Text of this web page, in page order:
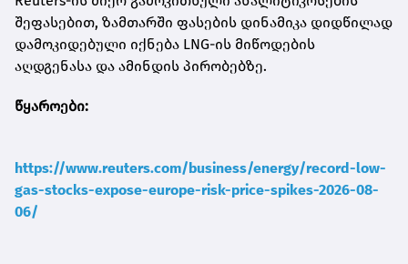
შეფასებით, ზამთარში ფასების დინამიკა დიდწილად
დამოკიდებული იქნება LNG-ის მიწოდების
აღდგენასა და ამინდის პირობებზე.
წყაროები:
https://www.reuters.com/business/energy/record-low-
gas-stocks-expose-europe-risk-price-spikes-2026-08-
06/